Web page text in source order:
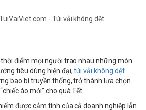
TuiVaiViet.com - Túi vải không dệt
thời điểm mọi người trao nhau những món
tiêu dùng hiện đại, túi vải không dệt
bao bì truyền thống, trở thành lựa chọn
áo mới” cho quà Tết.
được cảm tình của cả doanh nghiệp lẫn